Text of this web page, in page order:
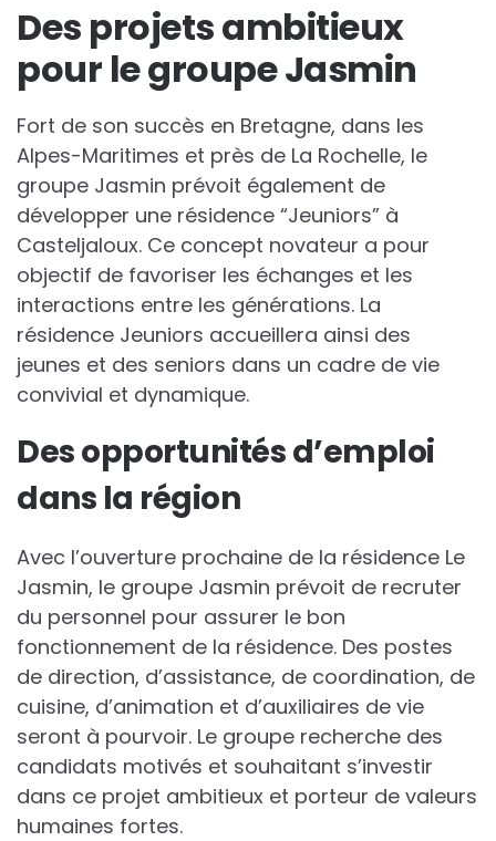
Des projets ambitieux
pour le groupe Jasmin
Fort de son succès en Bretagne, dans les
Alpes-Maritimes et près de La Rochelle, le
groupe Jasmin prévoit également de
développer une résidence “Jeuniors” à
Casteljaloux. Ce concept novateur a pour
objectif de favoriser les échanges et les
interactions entre les générations. La
résidence Jeuniors accueillera ainsi des
jeunes et des seniors dans un cadre de vie
convivial et dynamique.
Des opportunités d’emploi
dans la région
Avec l’ouverture prochaine de la résidence Le
Jasmin, le groupe Jasmin prévoit de recruter
du personnel pour assurer le bon
fonctionnement de la résidence. Des postes
de direction, d’assistance, de coordination, de
cuisine, d’animation et d’auxiliaires de vie
seront à pourvoir. Le groupe recherche des
candidats motivés et souhaitant s’investir
dans ce projet ambitieux et porteur de valeurs
humaines fortes.